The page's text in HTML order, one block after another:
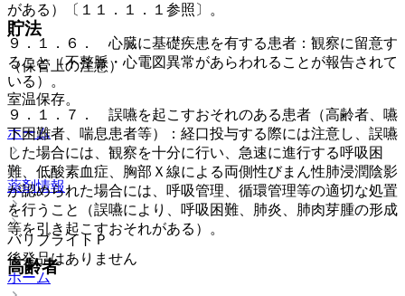
貯法
（保管上の注意）
室温保存。
ホーム
薬剤情報
バリブライトＰ
後発品はありません
ホーム
がある）〔１１．１．１参照〕。
９．１．６． 心臓に基礎疾患を有する患者：観察に留意す
ること（不整脈・心電図異常があらわれることが報告されて
いる）。
９．１．７． 誤嚥を起こすおそれのある患者（高齢者、嚥
下困難者、喘息患者等）：経口投与する際には注意し、誤嚥
した場合には、観察を十分に行い、急速に進行する呼吸困
難、低酸素血症、胸部Ｘ線による両側性びまん性肺浸潤陰影
が認められた場合には、呼吸管理、循環管理等の適切な処置
を行うこと（誤嚥により、呼吸困難、肺炎、肺肉芽腫の形成
等を引き起こすおそれがある）。
高齢者